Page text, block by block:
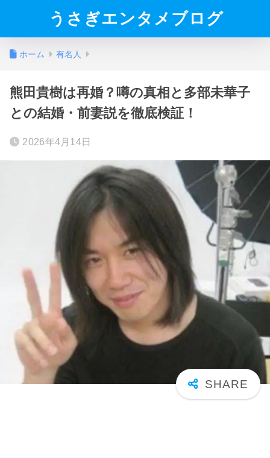
うさぎエンタメブログ
ホーム 有名人
熊田貴樹は再婚？噂の真相と多部未華子
との結婚・前妻説を徹底検証！
2026年4月14日